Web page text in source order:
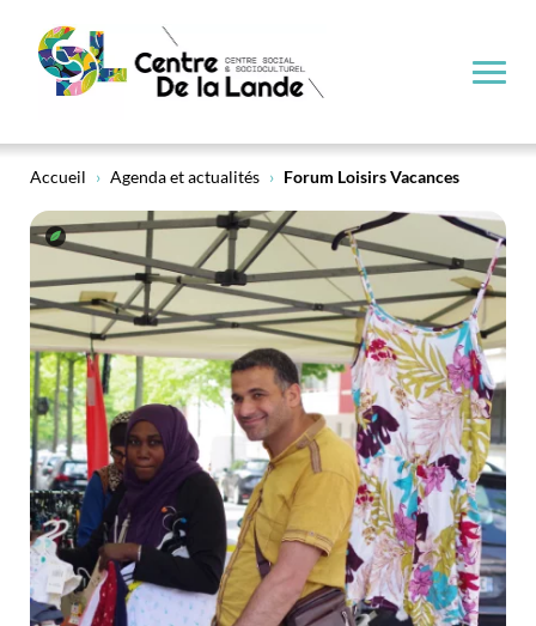
Accueil › Agenda et actualités › Forum Loisirs Vacances